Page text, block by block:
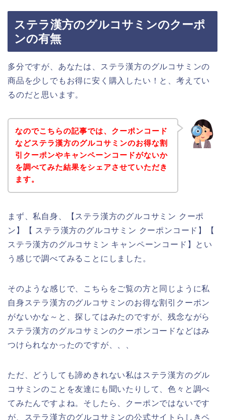
ステラ漢方のグルコサミンのクーポ
ンの有無
多分ですが、あなたは、ステラ漢方のグルコサミンの
商品を少しでもお得に安く購入したい！と、考えてい
るのだと思います。
なのでこちらの記事では、クーポンコード
などステラ漢方のグルコサミンのお得な割
引クーポンやキャンペーンコードがないか
を調べてみた結果をシェアさせていただき
ます。
まず、私自身、【ステラ漢方のグルコサミン クーポ
ン】【 ステラ漢方のグルコサミン クーポンコード】【
ステラ漢方のグルコサミン キャンペーンコード】とい
う感じで調べてみることにしました。
そのような感じで、こちらをご覧の方と同じように私
自身ステラ漢方のグルコサミンのお得な割引クーポン
がないかな～と、探してはみたのですが、残念ながら
ステラ漢方のグルコサミンのクーポンコードなどはみ
つけられなかったのですが、、、
ただ、どうしても諦めきれない私はステラ漢方のグル
コサミンのことを友達にも聞いたりして、色々と調べ
てみたんですよね。そしたら、クーポンではないです
が、ステラ漢方のグルコサミンの公式サイトらしきペ